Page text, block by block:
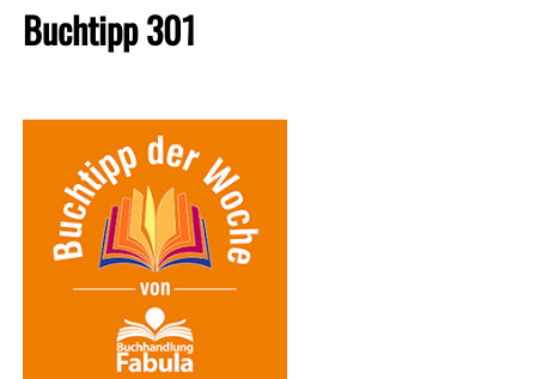
Buchtipp 301